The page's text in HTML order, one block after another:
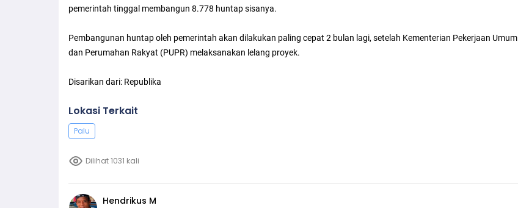
pemerintah tinggal membangun 8.778 huntap sisanya.
Pembangunan huntap oleh pemerintah akan dilakukan paling cepat 2 bulan lagi, setelah Kementerian Pekerjaan Umum
dan Perumahan Rakyat (PUPR) melaksanakan lelang proyek.
Disarikan dari: Republika
Lokasi Terkait
Palu
Dilihat 1031 kali
Hendrikus M